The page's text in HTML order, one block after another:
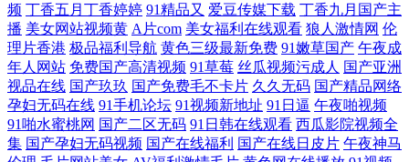
频 丁香五月丁香婷婷 91精品又 爱豆传媒下载 丁香九月国产主
播 美女网站视频黄 A片com 美女福利在线观看 狼人激情网 伦
理片香港 极品福利导航 黄色三级最新免费 91嫩草国产 午夜成
年人网站 免费国产高清视频 91草莓 丝瓜视频污成人 国产亚洲
视品在线 国产玖玖 国产免费毛不卡片 久久无码 国产精品网络
孕妇无码在线 91手机论坛 91视频新地址 91日逼 午夜啪视频
91啪水蜜桃网 国产二区无码 91日韩在线观看 西瓜影院视频全
集 国产孕妇无码视频 国产在线福利 国产在线日皮片 午夜神马